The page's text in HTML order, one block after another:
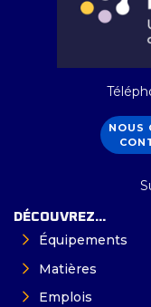
NOUS
DÉCOUVREZ...
Équipements
Matières
Emplois